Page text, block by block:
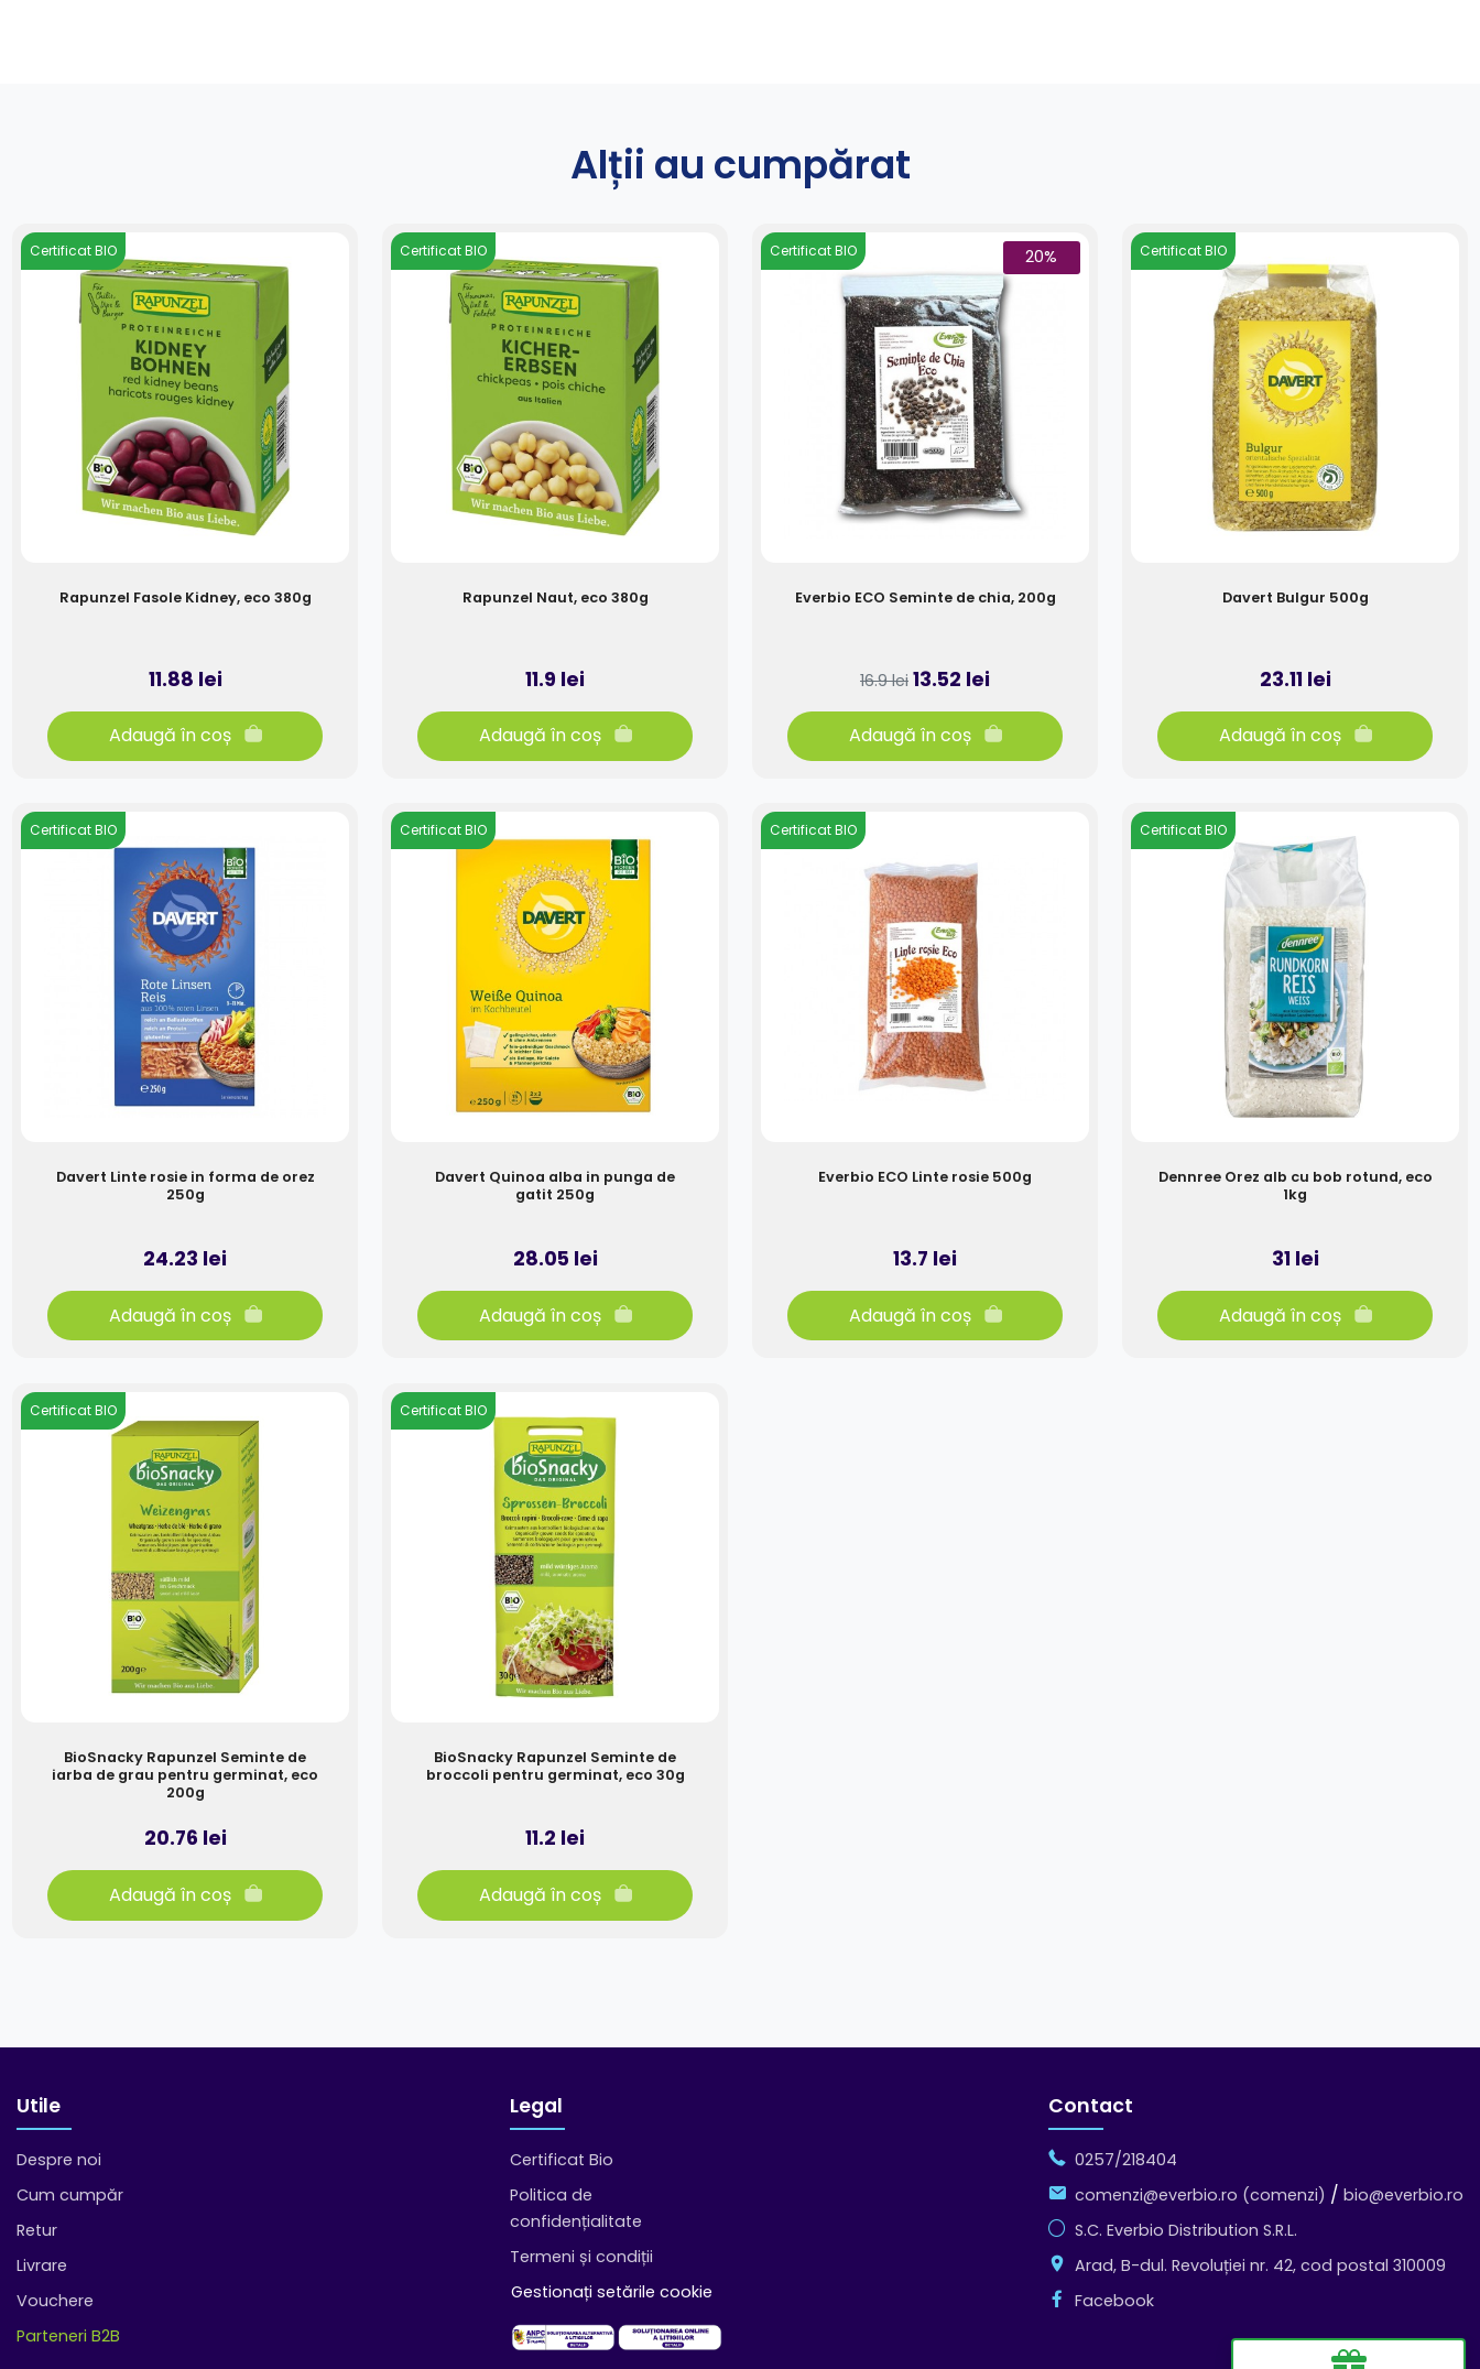
Alții au cumpărat
Certificat BIO
Rapunzel Fasole Kidney, eco 380g
11.88 lei
Adaugă în coș
Certificat BIO
Rapunzel Naut, eco 380g
11.9 lei
Adaugă în coș
20%
Certificat BIO
Everbio ECO Seminte de chia, 200g
16.9 lei 13.52 lei
Adaugă în coș
Certificat BIO
Davert Bulgur 500g
23.11 lei
Adaugă în coș
Certificat BIO
Davert Linte rosie in forma de orez
250g
24.23 lei
Adaugă în coș
Certificat BIO
Davert Quinoa alba in punga de
gatit 250g
28.05 lei
Adaugă în coș
Certificat BIO
Everbio ECO Linte rosie 500g
13.7 lei
Adaugă în coș
Certificat BIO
Dennree Orez alb cu bob rotund, eco
1kg
31 lei
Adaugă în coș
Certificat BIO
BioSnacky Rapunzel Seminte de
iarba de grau pentru germinat, eco
200g
20.76 lei
Adaugă în coș
Certificat BIO
BioSnacky Rapunzel Seminte de
broccoli pentru germinat, eco 30g
11.2 lei
Adaugă în coș
Utile
Despre noi
Cum cumpăr
Retur
Livrare
Vouchere
Parteneri B2B
Legal
Certificat Bio
Politica de
confidențialitate
Termeni și condiții
Gestionați setările cookie
Contact
0257/218404
comenzi@everbio.ro (comenzi) / bio@everbio.ro
S.C. Everbio Distribution S.R.L.
Arad, B-dul. Revoluției nr. 42, cod postal 310009
Facebook